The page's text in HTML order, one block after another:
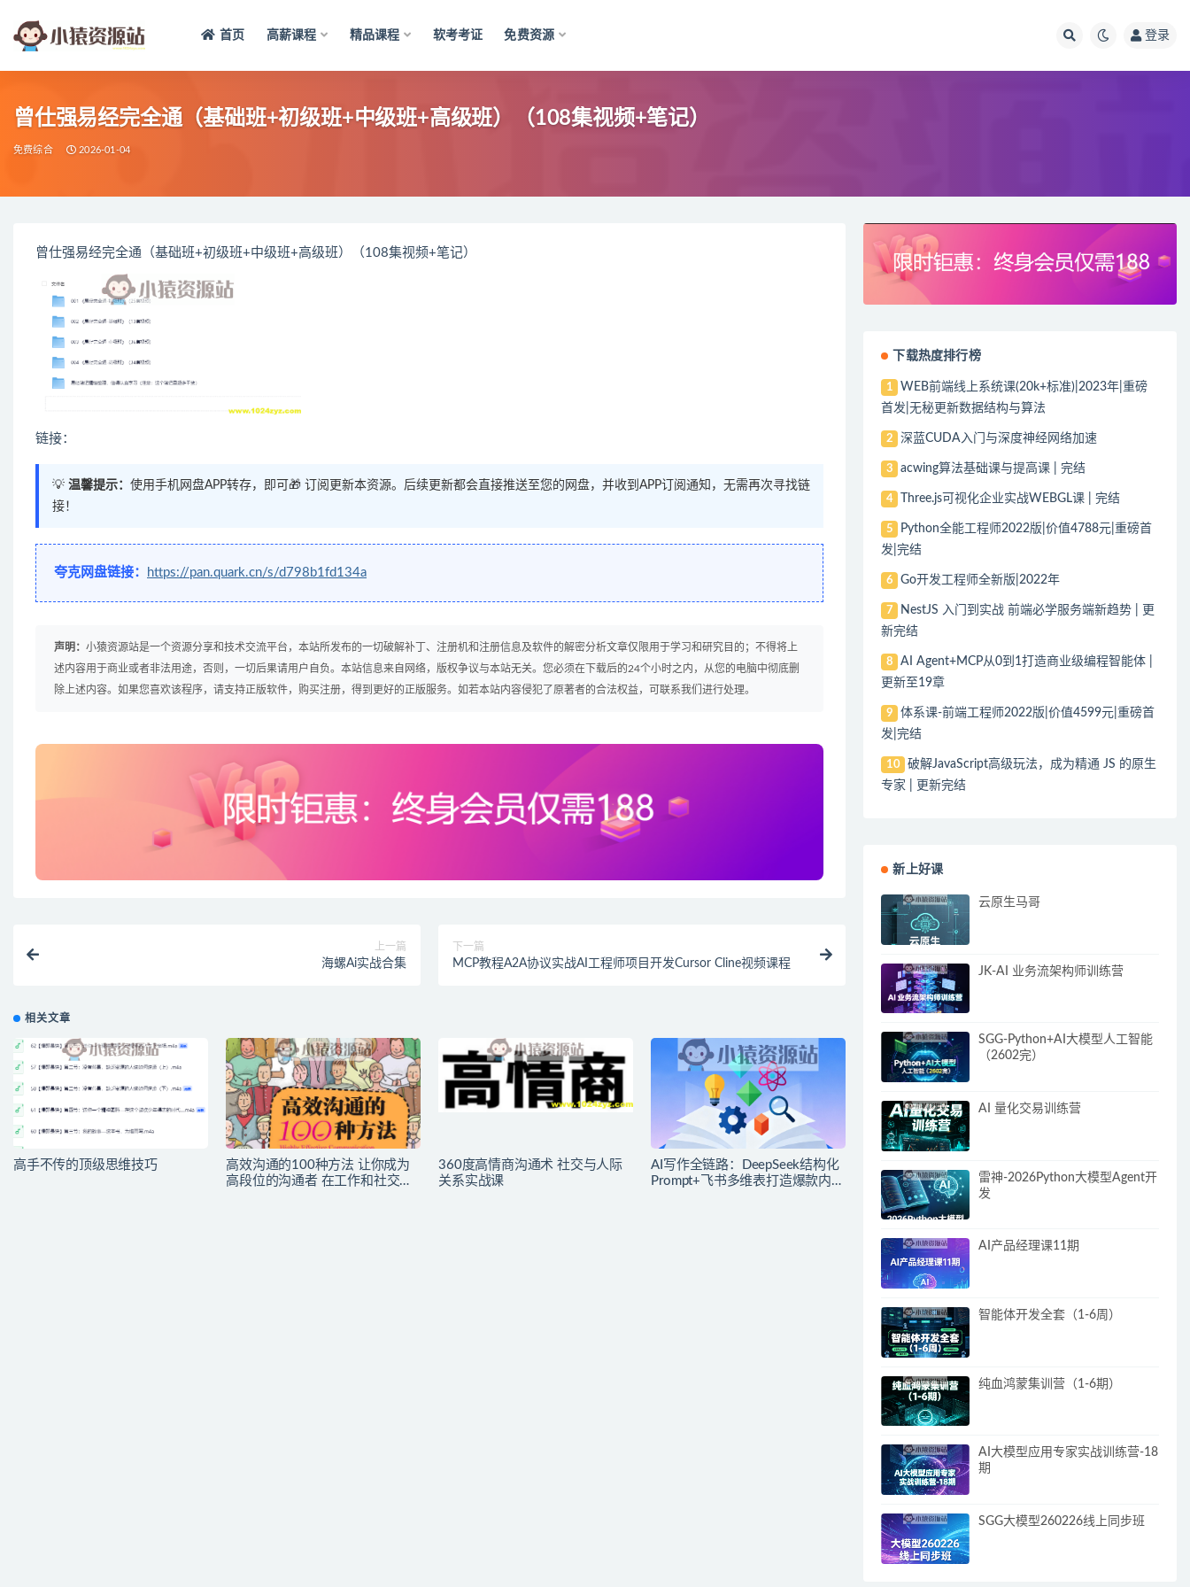
首页 高薪课程 精品课程 软考考证 免费资源 登录
曾仕强易经完全通（基础班+初级班+中级班+高级班）（108集视频+笔记）
免费综合 2026-01-04
曾仕强易经完全通（基础班+初级班+中级班+高级班）（108集视频+笔记）
链接：
💡 温馨提示： 使用手机网盘APP转存，即可🎁 订阅更新本资源。后续更新都会直接推送至您的网盘，并收到APP订阅通知，无需再次寻找链
接！
夸克网盘链接： https://pan.quark.cn/s/d798b1fd134a
声明： 小猿资源站是一个资源分享和技术交流平台，本站所发布的一切破解补丁、注册机和注册信息及软件的解密分析文章仅限用于学习和研究目的；不得将上
述内容用于商业或者非法用途，否则，一切后果请用户自负。本站信息来自网络，版权争议与本站无关。您必须在下载后的24个小时之内，从您的电脑中彻底删
除上述内容。如果您喜欢该程序，请支持正版软件，购买注册，得到更好的正版服务。如若本站内容侵犯了原著者的合法权益，可联系我们进行处理。
上一篇
海螺Ai实战合集
下一篇
MCP教程A2A协议实战AI工程师项目开发Cursor Cline视频课程
相关文章
高手不传的顶级思维技巧
高效沟通的100种方法 让你成为
高段位的沟通者 在工作和社交中
360度高情商沟通术 社交与人际
关系实战课
AI写作全链路：DeepSeek结构化
Prompt+飞书多维表打造爆款内容
下载热度排行榜
1
WEB前端线上系统课(20k+标准)|2023年|重磅
首发|无秘更新数据结构与算法
2 深蓝CUDA入门与深度神经网络加速
3 acwing算法基础课与提高课 | 完结
4 Three.js可视化企业实战WEBGL课 | 完结
5
Python全能工程师2022版|价值4788元|重磅首
发|完结
6 Go开发工程师全新版|2022年
7
NestJS 入门到实战 前端必学服务端新趋势 | 更
新完结
8
AI Agent+MCP从0到1打造商业级编程智能体 |
更新至19章
9
体系课-前端工程师2022版|价值4599元|重磅首
发|完结
10
破解JavaScript高级玩法，成为精通 JS 的原生
专家 | 更新完结
新上好课
云原生马哥
JK-AI 业务流架构师训练营
SGG-Python+AI大模型人工智能
（2602完）
AI 量化交易训练营
雷神-2026Python大模型Agent开
发
AI产品经理课11期
智能体开发全套（1-6周）
纯血鸿蒙集训营（1-6期）
AI大模型应用专家实战训练营-18
期
SGG大模型260226线上同步班